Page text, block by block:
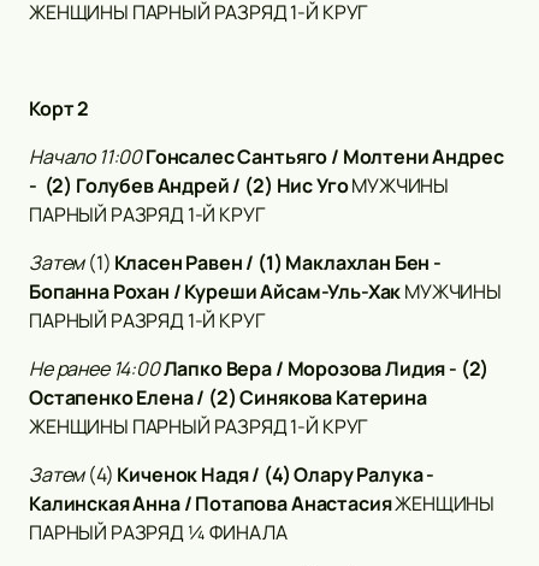
ЖЕНЩИНЫ ПАРНЫЙ РАЗРЯД 1-Й КРУГ
Корт 2
Начало 11:00Гонсалес Сантьяго / Молтени Андрес
- (2) Голубев Андрей / (2) Нис УгоМУЖЧИНЫ
ПАРНЫЙ РАЗРЯД 1-Й КРУГ
Затем(1) Класен Равен / (1) Маклахлан Бен -
Бопанна Рохан / Куреши Айсам-Уль-ХакМУЖЧИНЫ
ПАРНЫЙ РАЗРЯД 1-Й КРУГ
Не ранее 14:00Лапко Вера / Морозова Лидия - (2)
Остапенко Елена / (2) Синякова Катерина
ЖЕНЩИНЫ ПАРНЫЙ РАЗРЯД 1-Й КРУГ
Затем(4) Киченок Надя / (4) Олару Ралука -
Калинская Анна / Потапова АнастасияЖЕНЩИНЫ
ПАРНЫЙ РАЗРЯД ¼ ФИНАЛА